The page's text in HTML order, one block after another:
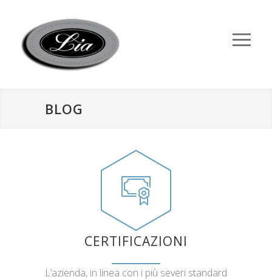
BLOG
CERTIFICAZIONI
L’azienda, in linea con i più severi standard